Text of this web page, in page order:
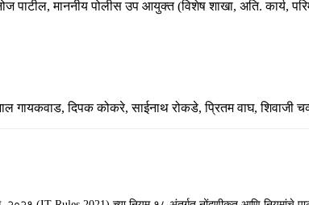
पाटील, माननीय पोलीस उप आयुक्त (विशेष शाखा, अति.
गायकवाड, दिपक कोकरे, साईनाथ रोकडे, प्रितम वाघ,